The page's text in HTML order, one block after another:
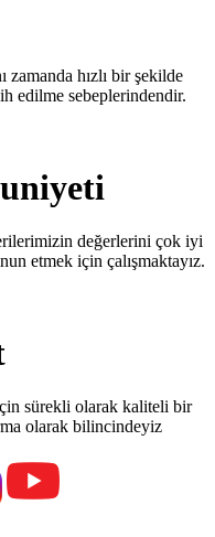
hızlı bir şekilde
edilme sebeplerindendir.
değerlerini çok iyi
etmek için çalışmaktayız.
sürekli olarak kaliteli bir
olarak bilincindeyiz